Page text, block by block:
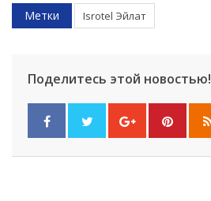
Метки Isrotel Эйлат
Поделитесь этой новостью!